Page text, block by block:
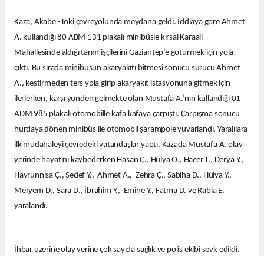
Kaza, Akabe -Toki çevreyolunda meydana geldi. İddiaya göre Ahmet
A. kullandığı 80 ABM 131 plakalı minibüsle kırsal Karaali
Mahallesinde aldığı tarım işçilerini Gaziantep’e götürmek için yola
çıktı. Bu sırada minibüsün akaryakıtı bitmesi sonucu sürücü Ahmet
A., kestirmeden ters yola girip akaryakıt istasyonuna gitmek için
ilerlerken, karşı yönden gelmekte olan Mustafa A.’nın kullandığı 01
ADM 985 plakalı otomobille kafa kafaya çarpıştı. Çarpışma sonucu
hurdaya dönen minibüs ile otomobil şarampole yuvarlandı. Yaralılara
ilk müdahaleyi çevredeki vatandaşlar yaptı. Kazada Mustafa A. olay
yerinde hayatını kaybederken Hasan Ç., Hülya Ö., Hacer T., Derya Y.,
Hayrunnisa Ç., Sedef Y., Ahmet A., Zehra Ç., Sabiha D., Hülya Y.,
Meryem D., Sara D., İbrahim Y., Emine Y., Fatma D. ve Rabia E.
yaralandı.
İhbar üzerine olay yerine çok sayıda sağlık ve polis ekibi sevk edildi.